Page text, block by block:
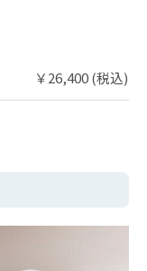
￥26,400 (税込)